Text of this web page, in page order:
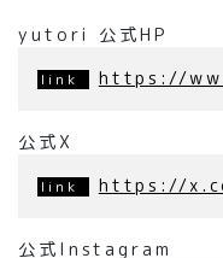
yutori 公式HP
https://
公式X
https://
公式Instagram